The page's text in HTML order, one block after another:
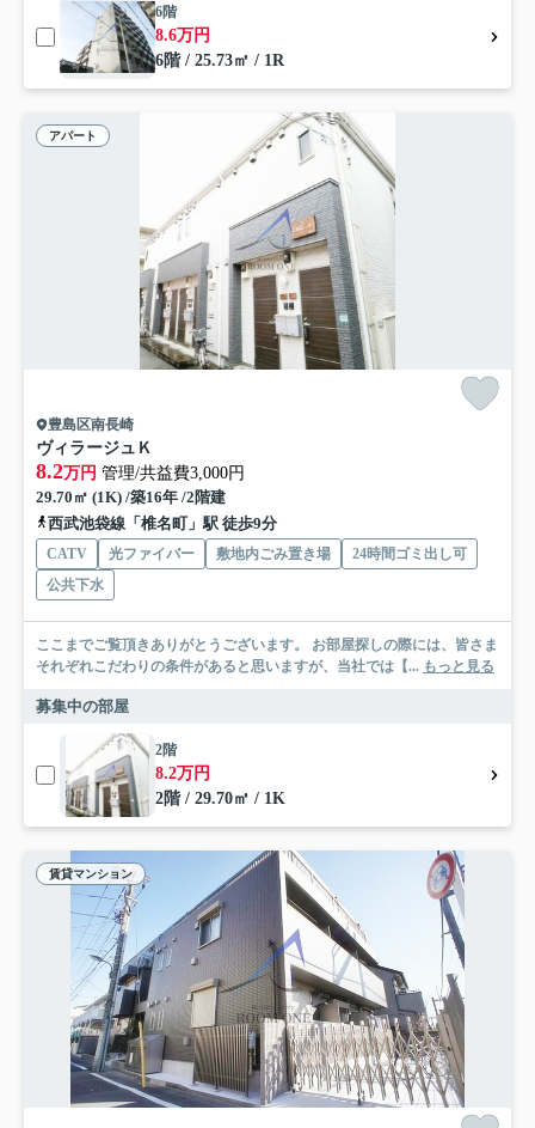
6階
8.6万円
6階 / 25.73㎡ / 1R
アパート
豊島区南長崎
ヴィラージュＫ
8.2万円 管理/共益費3,000円
29.70㎡ (1K) /築16年 /2階建
西武池袋線「椎名町」駅 徒歩9分
CATV 光ファイバー 敷地内ごみ置き場
24時間ゴミ出し可
公共下水
ここまでご覧頂きありがとうございます。 お部屋探しの際には、皆さま
それぞれこだわりの条件があると思いますが、当社では【... もっと見る
募集中の部屋
2階
8.2万円
2階 / 29.70㎡ / 1K
賃貸マンション